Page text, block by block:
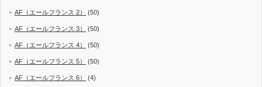
AF（エールフランス 2） (50)
AF（エールフランス 3） (50)
AF（エールフランス 4） (50)
AF（エールフランス 5） (50)
AF（エールフランス 6） (4)